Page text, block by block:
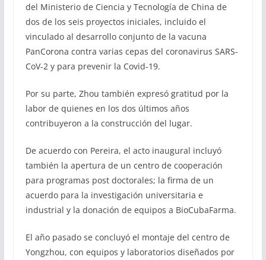
del Ministerio de Ciencia y Tecnología de China de
dos de los seis proyectos iniciales, incluido el
vinculado al desarrollo conjunto de la vacuna
PanCorona contra varias cepas del coronavirus SARS-
CoV-2 y para prevenir la Covid-19.
Por su parte, Zhou también expresó gratitud por la
labor de quienes en los dos últimos años
contribuyeron a la construcción del lugar.
De acuerdo con Pereira, el acto inaugural incluyó
también la apertura de un centro de cooperación
para programas post doctorales; la firma de un
acuerdo para la investigación universitaria e
industrial y la donación de equipos a BioCubaFarma.
El año pasado se concluyó el montaje del centro de
Yongzhou, con equipos y laboratorios diseñados por